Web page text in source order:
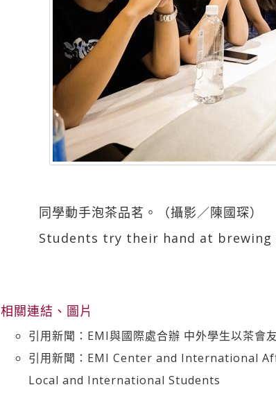
同學動手泡茶品茗。（攝影／陳國琛）
Students try their hand at brewing
相關連結、圖片
引用新聞：EMI與國際處合辦 中外學生以茶會友
引用新聞：EMI Center and International
Local and International Students